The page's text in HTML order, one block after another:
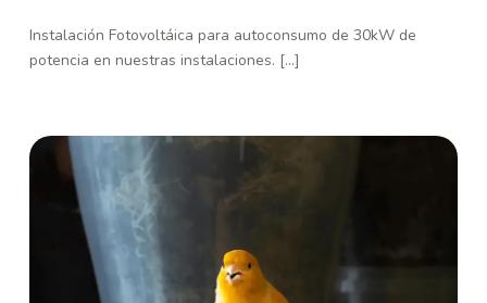
Instalación Fotovoltáica para autoconsumo de 30kW de
potencia en nuestras instalaciones. [...]